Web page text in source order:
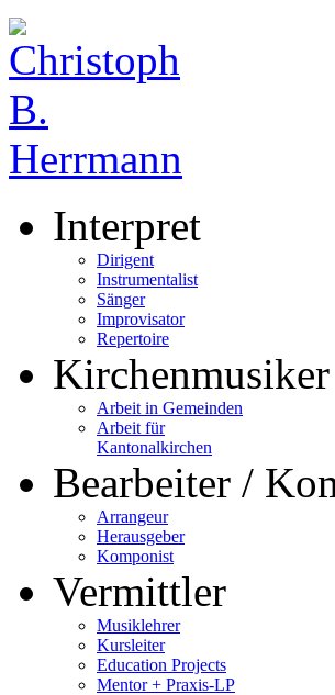
Interpret
Dirigent
Instrumentalist
Sänger
Improvisator
Repertoire
Kirchenmusiker
Arbeit in Gemeinden
Arbeit für
Kantonalkirchen
Bearbeiter /
Arrangeur
Herausgeber
Komponist
Vermittler
Musiklehrer
Kursleiter
Education Projects
Mentor + Praxis-LP